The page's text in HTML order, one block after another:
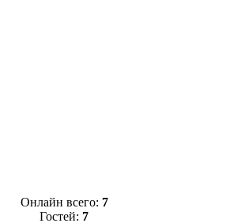
Онлайн всего: 7
Гостей: 7